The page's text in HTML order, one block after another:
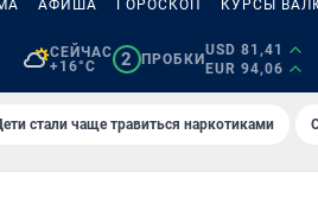
АФИША ГОРОСКОП КУРСЫ
СЕЙЧАС
+16°C
2 ПРОБКИ
USD 81,41
EUR 94,06
стали чаще травиться наркотиками